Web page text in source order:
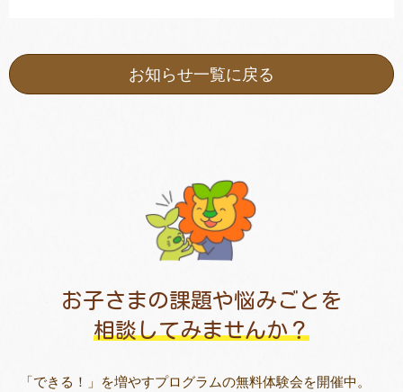
お知らせ一覧に戻る
お子さまの課題や悩みごとを
相談してみませんか？
「できる！」を増やすプログラムの無料体験会を開催中。